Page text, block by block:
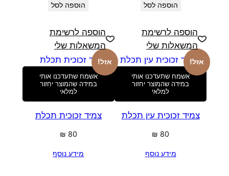
הוספה לסל
הוספה לרשימת
המשאלות שלי
הוספה לסל
הוספה לרשימת
המשאלות שלי
אזל!
אשמח שתעדכנו אותי
במידה שהמוצר יחזור
למלאי
צמיד זכוכית עין תכלת
₪ 80
מידע נוסף
אזל!
אשמח שתעדכנו אותי
במידה שהמוצר יחזור
למלאי
צמיד זכוכית תכלת
₪ 80
מידע נוסף